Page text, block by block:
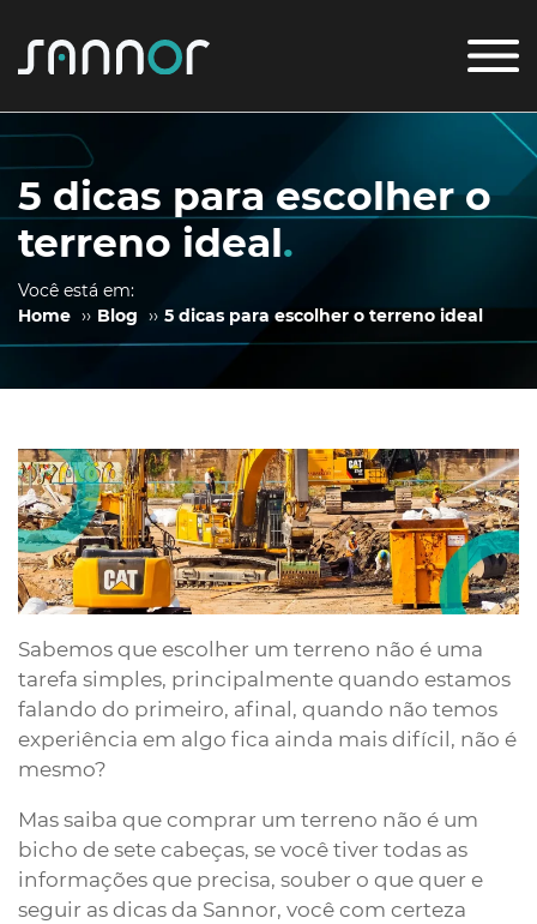
5 dicas para escolher o
terreno ideal.
Você está em:
Home ›› Blog ›› 5 dicas para escolher o terreno ideal
Sabemos que escolher um terreno não é uma
tarefa simples, principalmente quando estamos
falando do primeiro, afinal, quando não temos
experiência em algo fica ainda mais difícil, não é
mesmo?
Mas saiba que comprar um terreno não é um
bicho de sete cabeças, se você tiver todas as
informações que precisa, souber o que quer e
seguir as dicas da Sannor, você com certeza